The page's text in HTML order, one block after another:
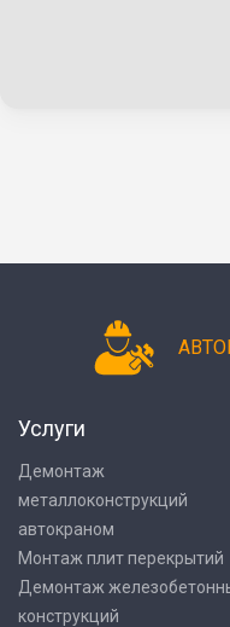
Услуги
Демонтаж
металлоконструкций
автокраном
Монтаж плит перекрытий
Демонтаж
конструкций